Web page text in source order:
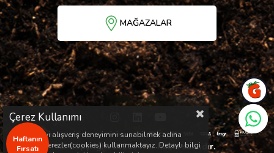
MAĞAZALAR
Haftanın
Fırsatı
© Copyright 2026 / Her hakkı saklıdır.
Çerez Kullanımı
Sizlere en iyi alışveriş deneyimini sunabilmek adına
sitemizde çerezler(cookies) kullanmaktayız. Detaylı bilgi